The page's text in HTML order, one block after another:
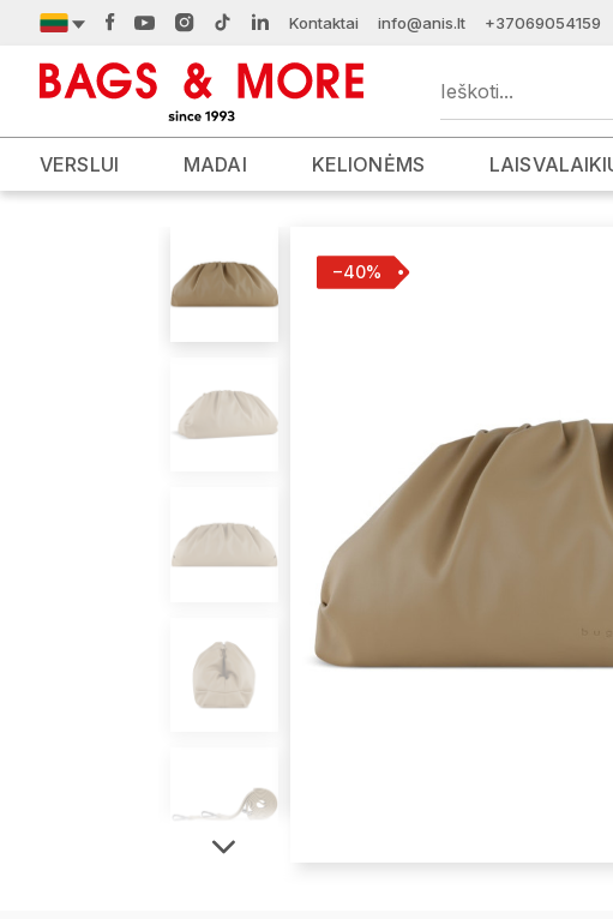
Kontaktai info@anis.lt +37069054159
VERSLUI MADAI KELIONĖMS
−40%